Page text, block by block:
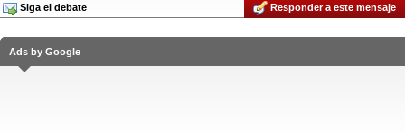
Siga el debate Responder a este mensaje
Ads by Google